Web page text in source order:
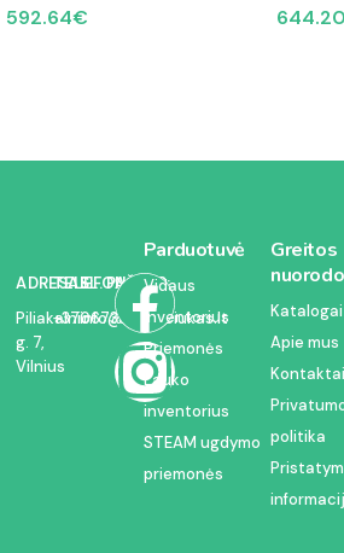
592.64€ 644.20
ADRESAS:
Piliakalnio
g. 7,
Vilnius
TELEFONAS:
+37067350054
EL. PAŠTAS:
info@kodelciukas.lt
Parduotuvė
Vidaus
inventorius
Priemonės
Lauko
inventorius
STEAM ugdymo
priemonės
Greitos
Katalogai
Apie mus
Kontaktai
politika